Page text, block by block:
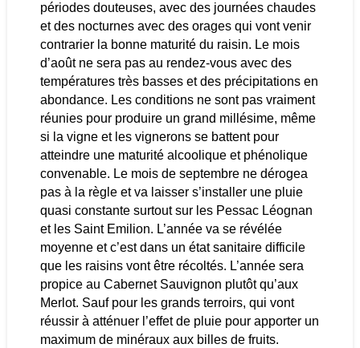
périodes douteuses, avec des journées chaudes
et des nocturnes avec des orages qui vont venir
contrarier la bonne maturité du raisin. Le mois
d’août ne sera pas au rendez-vous avec des
températures très basses et des précipitations en
abondance. Les conditions ne sont pas vraiment
réunies pour produire un grand millésime, même
si la vigne et les vignerons se battent pour
atteindre une maturité alcoolique et phénolique
convenable. Le mois de septembre ne dérogea
pas à la règle et va laisser s’installer une pluie
quasi constante surtout sur les Pessac Léognan
et les Saint Emilion. L’année va se révélée
moyenne et c’est dans un état sanitaire difficile
que les raisins vont être récoltés. L’année sera
propice au Cabernet Sauvignon plutôt qu’aux
Merlot. Sauf pour les grands terroirs, qui vont
réussir à atténuer l’effet de pluie pour apporter un
maximum de minéraux aux billes de fruits.